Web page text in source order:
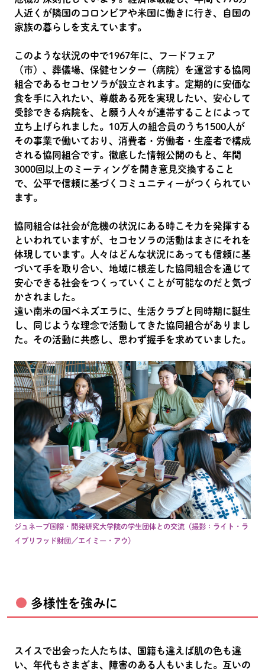
人近くが隣国のコロンビアや米国に働きに行き、自国の
家族の暮らしを支えています。
このような状況の中で1967年に、フードフェア
（市）、葬儀場、保健センター（病院）を運営する協同
組合であるセコセソラが設立されます。定期的に安価な
食を手に入れたい、尊厳ある死を実現したい、安心して
受診できる病院を、と願う人々が連帯することによって
立ち上げられました。10万人の組合員のうち1500人が
その事業で働いており、消費者・労働者・生産者で構成
される協同組合です。徹底した情報公開のもと、年間
3000回以上のミーティングを開き意見交換すること
で、公平で信頼に基づくコミュニティーがつくられてい
ます。
協同組合は社会が危機の状況にある時こそ力を発揮する
といわれていますが、セコセソラの活動はまさにそれを
体現しています。人々はどんな状況にあっても信頼に基
づいて手を取り合い、地域に根差した協同組合を通じて
安心できる社会をつくっていくことが可能なのだと気づ
かされました。
遠い南米の国ベネズエラに、生活クラブと同時期に誕生
し、同じような理念で活動してきた協同組合がありまし
た。その活動に共感し、思わず握手を求めていました。
ジュネーブ国際・開発研究大学院の学生団体との交流（撮影：ライト・ラ
イブリフッド財団／エイミー・アウ）
多様性を強みに
スイスで出会った人たちは、国籍も違えば肌の色も違
い、年代もさまざま、障害のある人もいました。互いの